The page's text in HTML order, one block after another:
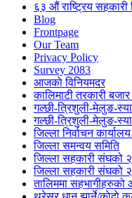
६३ औं राष्ट्रिय
Blog
Frontpage
Our Team
Privacy Policy
Survey 2083
आजकाे विनियमदर
कालिमाटी तरकारी
गल्छी-त्रिशुली-मेलुङ-
गल्छी-त्रिशुली-मेलुङ-
जिल्ला निर्वाचन
जिल्ला समन्वय समिति
जिल्ला सहकारी संघको
जिल्ला सहकारी संघको
तालिममा